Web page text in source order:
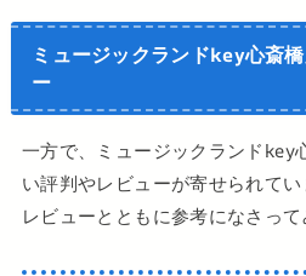
ミュージックランドkey心斎
ー
一方で、ミュージックランドkey
い評判やレビューが寄せられて
レビューとともに参考になさって